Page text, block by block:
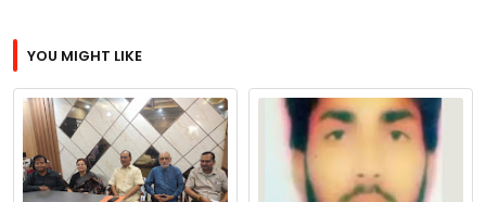
YOU MIGHT LIKE